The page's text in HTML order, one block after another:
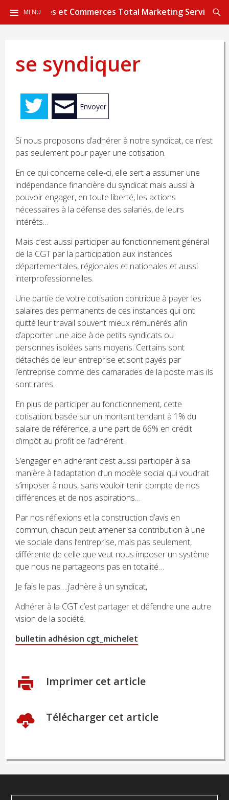
CGT Sièges et Commerces Total Marketing Services
MENU
AU
se syndiquer
Envoyer
Si nous proposons d’adhérer à notre syndicat, ce n’est
pas seulement pour payer une cotisation.
En ce qui concerne celle-ci, elle sert a assumer une
indépendance financière du syndicat mais aussi à
pouvoir engager, en toute liberté, les actions
nécessaires à la défense des salariés, de leurs
intérêts…
Mais c’est aussi participer au fonctionnement général
de la CGT par la participation aux instances
départementales, régionales et nationales et aussi
interprofessionnelles.
Une partie de votre cotisation contribue à payer les
salaires des permanents de ces instances qui ont
quitté leur travail souvent mieux rémunérés afin
d’apporter une aide à de petits syndicats ou
personnes isolées sans moyens. Certains sont
détachés de leur entreprise et sont payés par
l’entreprise comme des camarades de la poste mais ils
sont rares.
En plus de participer au fonctionnement, cette
cotisation, basée sur un montant tendant à 1% du
salaire de référence, a une part de 66% en crédit
d’impôt au profit de l’adhérent.
S’engager en adhérant c’est aussi participer à sa
manière à l’adaptation d’un modèle social qui voudrait
s’imposer à nous, sans vouloir tenir compte de nos
différences et de nos aspirations…
Par nos réflexions et la construction d’avis en
commun, chacun peut amener sa contribution à une
vie sociale dans l’entreprise, mais pas seulement,
différente de celle que veut nous imposer un système
que nous ne partageons pas en totalité…
Je fais le pas….j’adhère à un syndicat,
Adhérer à la CGT c’est partager et défendre une autre
vision de la société.
bulletin adhésion cgt_michelet
Imprimer cet article
Télécharger cet article